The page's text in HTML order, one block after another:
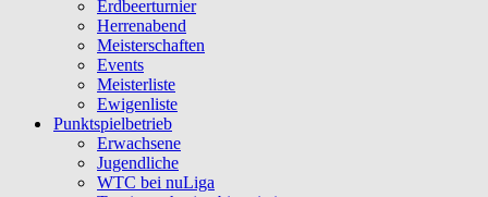
Erdbeerturnier
Herrenabend
Meisterschaften
Events
Meisterliste
Ewigenliste
Punktspielbetrieb
Erwachsene
Jugendliche
WTC bei nuLiga